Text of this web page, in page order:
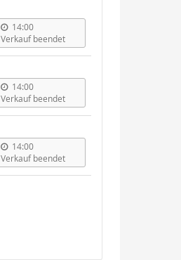
14:00
Verkauf beendet
14:00
Verkauf beendet
14:00
Verkauf beendet